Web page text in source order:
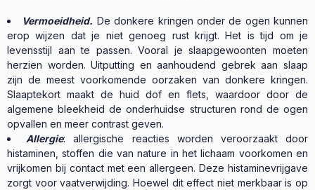
Vermoeidheid. De donkere kringen onder de ogen kunnen
erop wijzen dat je niet genoeg rust krijgt. Het is tijd om je
levensstijl aan te passen. Vooral je slaapgewoonten moeten
herzien worden. Uitputting en aanhoudend gebrek aan slaap
zijn de meest voorkomende oorzaken van donkere kringen.
Slaaptekort maakt de huid dof en flets, waardoor door de
algemene bleekheid de onderhuidse structuren rond de ogen
opvallen en meer contrast geven.
Allergie: allergische reacties worden veroorzaakt door
histaminen, stoffen die van nature in het lichaam voorkomen en
vrijkomen bij contact met een allergeen. Deze histaminevrijgave
zorgt voor vaatverwijding. Hoewel dit effect niet merkbaar is op